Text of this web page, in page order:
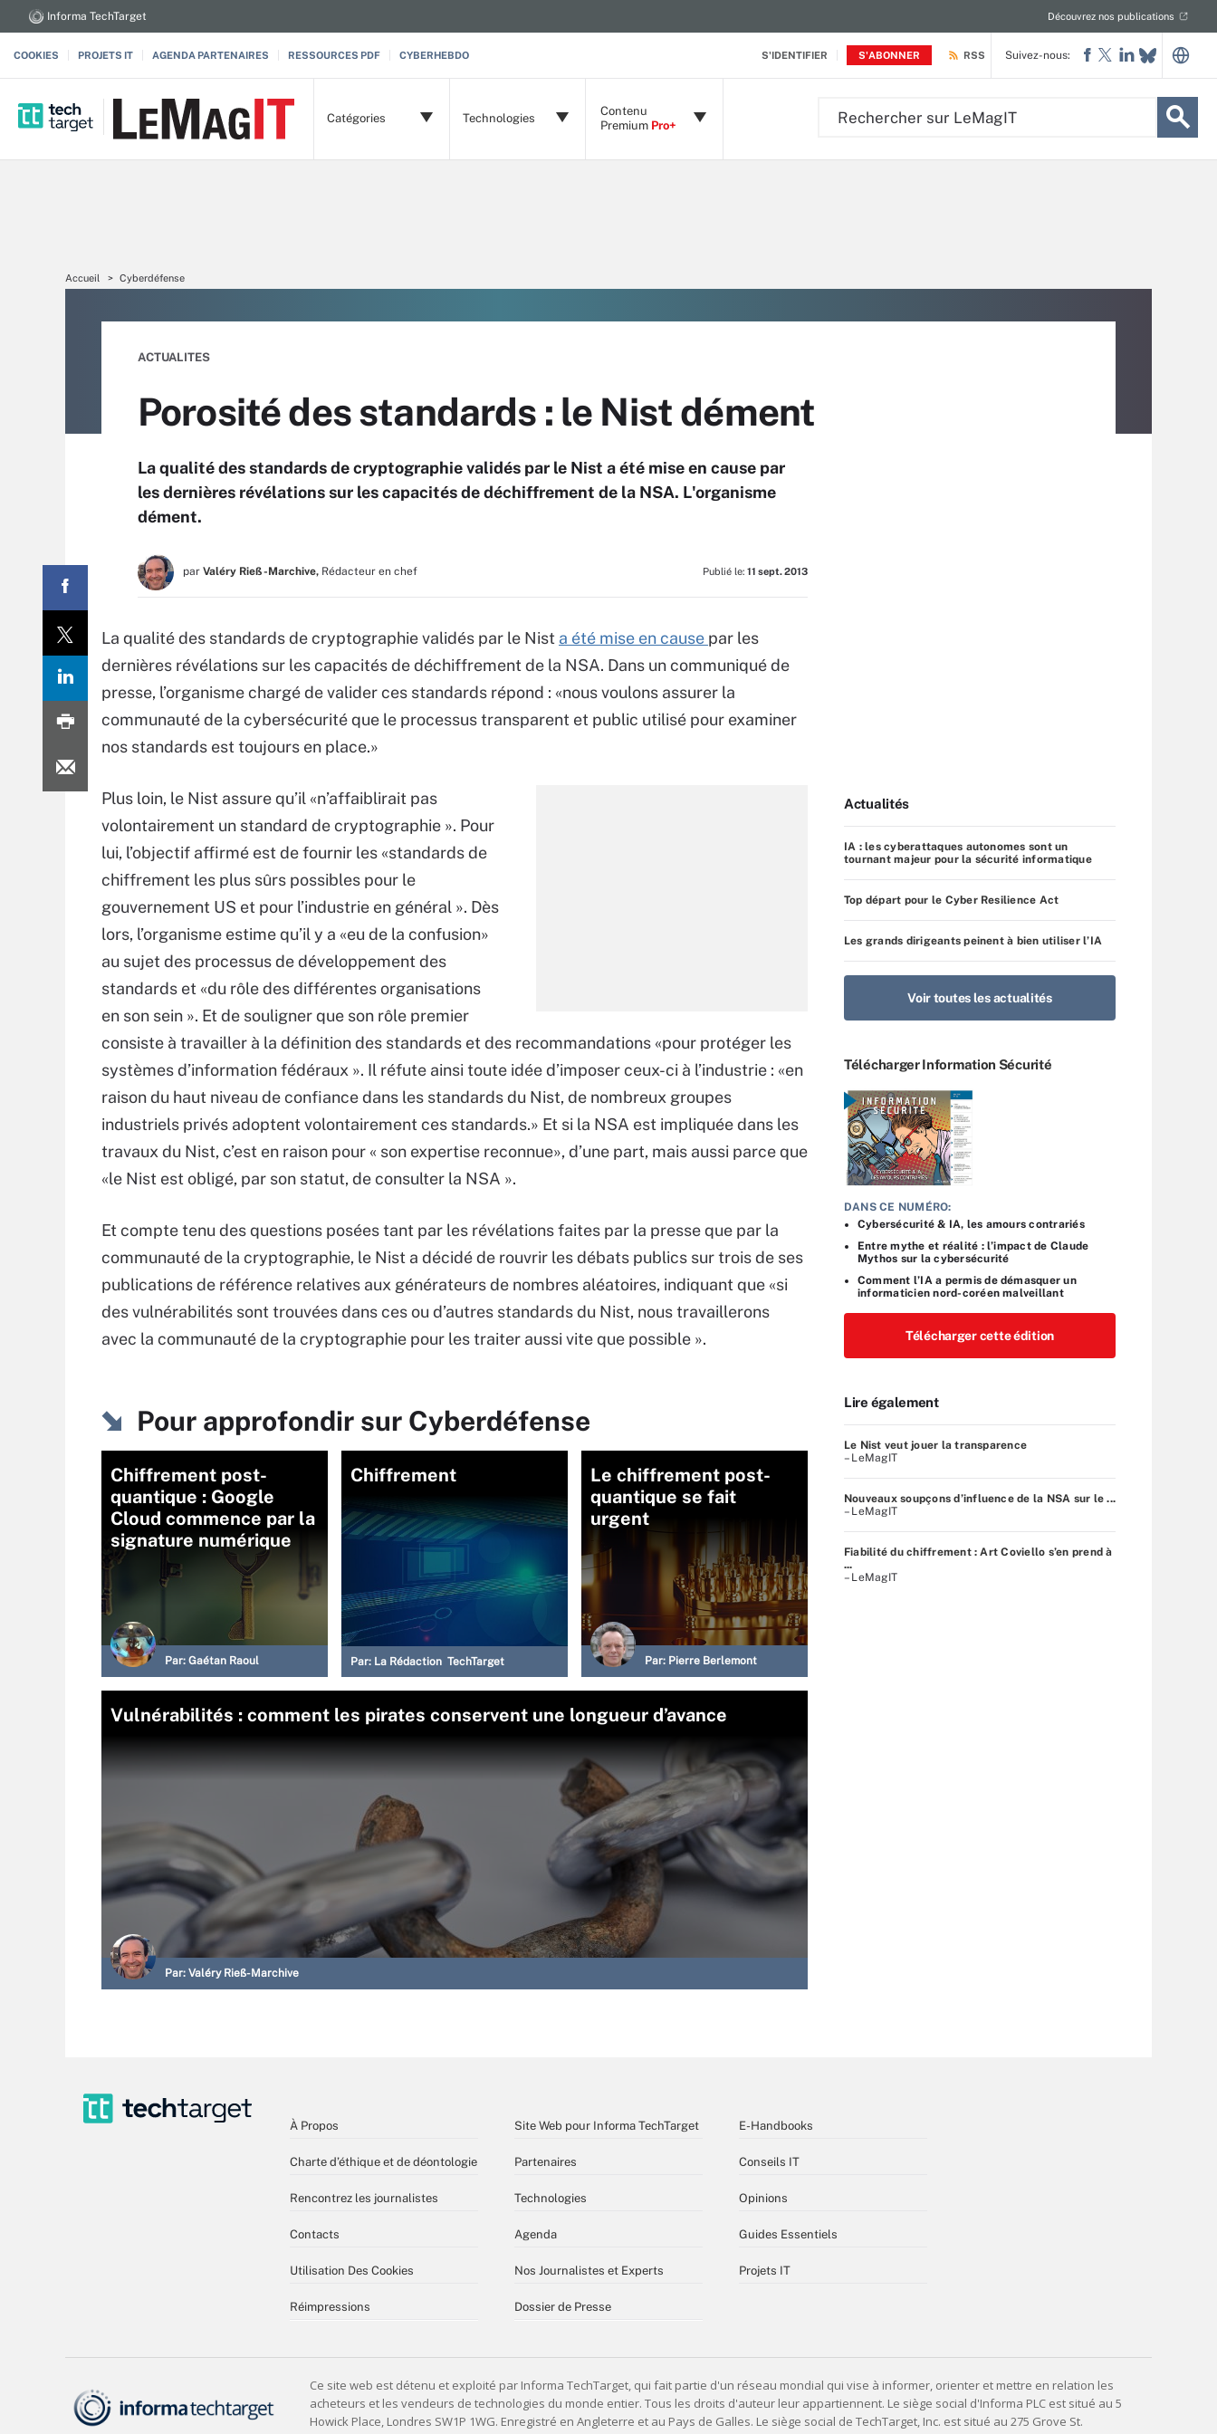
S'IDENTIFIER S'ABONNER
Informa TechTarget Découvrez nos publications
COOKIES PROJETS IT AGENDA PARTENAIRES RESSOURCES PDF CYBERHEBDO RSS
Catégories Technologies
Contenu
Premium Pro+
Suivez-nous:
Accueil Cyberdéfense
ACTUALITES
Porosité des standards : le Nist dément
La qualité des standards de cryptographie validés par le Nist a été mise en cause par
les dernières révélations sur les capacités de déchiffrement de la NSA. L'organisme
dément.
par Valéry Rieß-Marchive, Rédacteur en chef Publié le: 11 sept. 2013
La qualité des standards de cryptographie validés par le Nist a été mise en cause par les
dernières révélations sur les capacités de déchiffrement de la NSA. Dans un communiqué de
presse, l’organisme chargé de valider ces standards répond : «nous voulons assurer la
communauté de la cybersécurité que le processus transparent et public utilisé pour examiner
nos standards est toujours en place.»
Plus loin, le Nist assure qu’il «n’affaiblirait pas
volontairement un standard de cryptographie ». Pour
lui, l’objectif affirmé est de fournir les «standards de
chiffrement les plus sûrs possibles pour le
gouvernement US et pour l’industrie en général ». Dès
lors, l’organisme estime qu’il y a «eu de la confusion»
au sujet des processus de développement des
standards et «du rôle des différentes organisations
en son sein ». Et de souligner que son rôle premier
consiste à travailler à la définition des standards et des recommandations «pour protéger les
systèmes d’information fédéraux ». Il réfute ainsi toute idée d’imposer ceux-ci à l’industrie : «en
raison du haut niveau de confiance dans les standards du Nist, de nombreux groupes
industriels privés adoptent volontairement ces standards.» Et si la NSA est impliquée dans les
travaux du Nist, c’est en raison pour « son expertise reconnue», d’une part, mais aussi parce que
«le Nist est obligé, par son statut, de consulter la NSA ».
Et compte tenu des questions posées tant par les révélations faites par la presse que par la
communauté de la cryptographie, le Nist a décidé de rouvrir les débats publics sur trois de ses
publications de référence relatives aux générateurs de nombres aléatoires, indiquant que «si
des vulnérabilités sont trouvées dans ces ou d’autres standards du Nist, nous travaillerons
avec la communauté de la cryptographie pour les traiter aussi vite que possible ».
Pour approfondir sur Cyberdéfense
Chiffrement post-
quantique : Google
Cloud commence par la
signature numérique
Par: Gaétan Raoul
Chiffrement
Par: La Rédaction TechTarget
Le chiffrement post-
quantique se fait
urgent
Par: Pierre Berlemont
Vulnérabilités : comment les pirates conservent une longueur d’avance
Par: Valéry Rieß-Marchive
Actualités
IA : les cyberattaques autonomes sont un
tournant majeur pour la sécurité informatique
Top départ pour le Cyber Resilience Act
Les grands dirigeants peinent à bien utiliser l’IA
Voir toutes les actualités
Télécharger Information Sécurité
DANS CE NUMÉRO:
Cybersécurité & IA, les amours contrariés
Entre mythe et réalité : l’impact de Claude
Mythos sur la cybersécurité
Comment l’IA a permis de démasquer un
informaticien nord-coréen malveillant
Télécharger cette édition
Lire également
Le Nist veut jouer la transparence
– LeMagIT
Nouveaux soupçons d’influence de la NSA sur le ...
– LeMagIT
Fiabilité du chiffrement : Art Coviello s’en prend à
...
– LeMagIT
À Propos
Charte d’éthique et de déontologie
Rencontrez les journalistes
Contacts
Utilisation Des Cookies
Réimpressions
Site Web pour Informa TechTarget
Partenaires
Technologies
Agenda
Nos Journalistes et Experts
Dossier de Presse
E-Handbooks
Conseils IT
Opinions
Guides Essentiels
Projets IT